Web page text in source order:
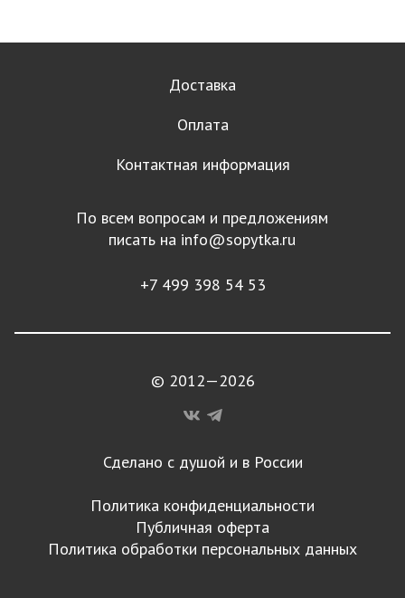
Доставка
Оплата
Контактная информация
По всем вопросам и предложениям
писать на info@sopytka.ru
+7 499 398 54 53
© 2012—2026
Сделано с душой и в России
Политика конфиденциальности
Публичная оферта
Политика обработки персональных данных